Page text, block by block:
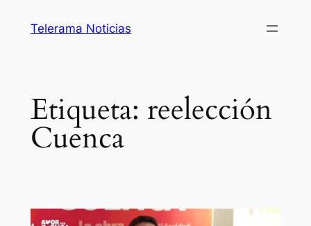
Telerama Noticias
Etiqueta: reelección
Cuenca